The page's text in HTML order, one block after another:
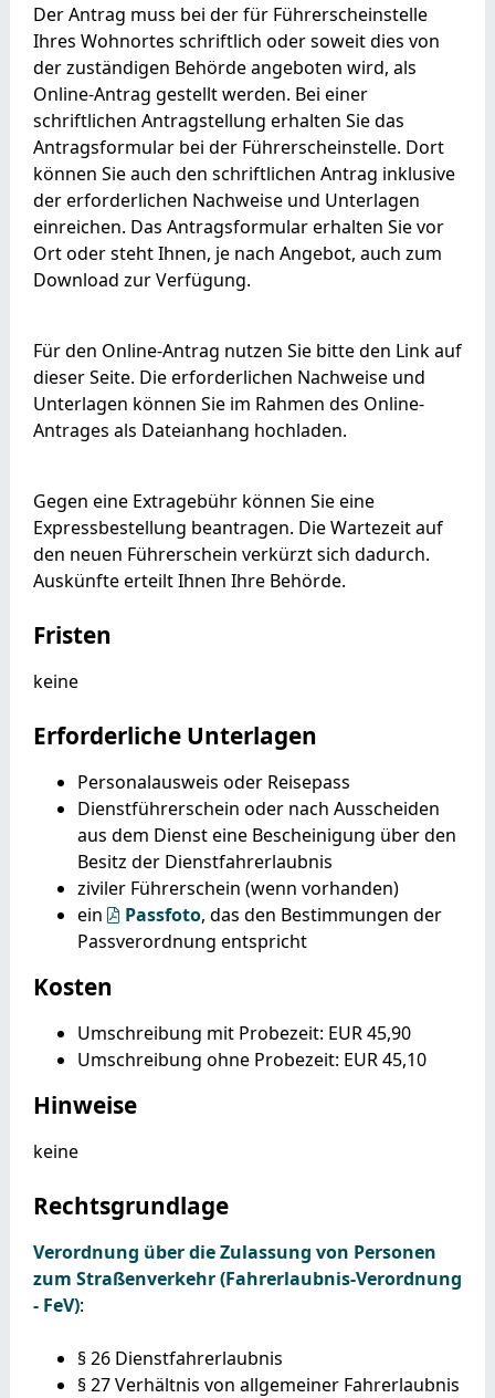
Der Antrag muss bei der für Führerscheinstelle
Ihres Wohnortes schriftlich oder soweit dies von
der zuständigen Behörde angeboten wird, als
Online-Antrag gestellt werden. Bei einer
schriftlichen Antragstellung erhalten Sie das
Antragsformular bei der Führerscheinstelle. Dort
können Sie auch den schriftlichen Antrag inklusive
der erforderlichen Nachweise und Unterlagen
einreichen. Das Antragsformular erhalten Sie vor
Ort oder steht Ihnen, je nach Angebot, auch zum
Download zur Verfügung.
Für den Online-Antrag nutzen Sie bitte den Link auf
dieser Seite. Die erforderlichen Nachweise und
Unterlagen können Sie im Rahmen des Online-
Antrages als Dateianhang hochladen.
Gegen eine Extragebühr können Sie eine
Expressbestellung beantragen. Die Wartezeit auf
den neuen Führerschein verkürzt sich dadurch.
Auskünfte erteilt Ihnen Ihre Behörde.
Fristen
keine
Erforderliche Unterlagen
Personalausweis oder Reisepass
Dienstführerschein oder nach Ausscheiden
aus dem Dienst eine Bescheinigung über den
Besitz der Dienstfahrerlaubnis
ziviler Führerschein (wenn vorhanden)
ein
Passfoto, das den Bestimmungen der
Passverordnung entspricht
Kosten
Umschreibung mit Probezeit: EUR 45,90
Umschreibung ohne Probezeit: EUR 45,10
Hinweise
keine
Rechtsgrundlage
Verordnung über die Zulassung von Personen
zum Straßenverkehr (Fahrerlaubnis-Verordnung
- FeV):
§ 26 Dienstfahrerlaubnis
§ 27 Verhältnis von allgemeiner Fahrerlaubnis